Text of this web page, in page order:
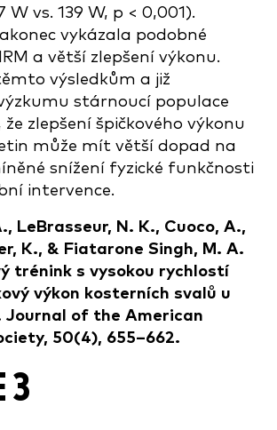
W vs. 139 W, p < 0,001).
vykázala podobné
a větší zlepšení výkonu.
výsledkům a již
stárnoucí populace
zlepšení špičkového výkonu
může mít větší dopad na
snížení fyzické funkčnosti
intervence.
LeBrasseur, N. K., Cuoco, A.,
K., & Fiatarone Singh, M. A.
trénink s vysokou rychlostí
výkon kosterních svalů u
Journal of the American
50(4), 655–662.
3